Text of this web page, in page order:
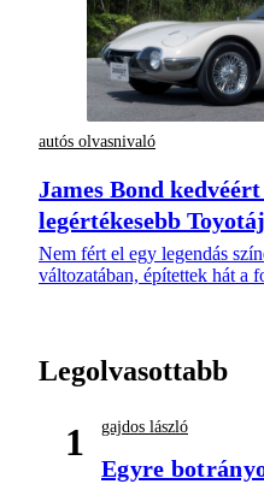
autós olvasnivaló
James Bond
legértékesebb
Nem fért el egy legendás
változatában, építettek hát a
Legolvasottabb
1 gajdos lászló
Egyre